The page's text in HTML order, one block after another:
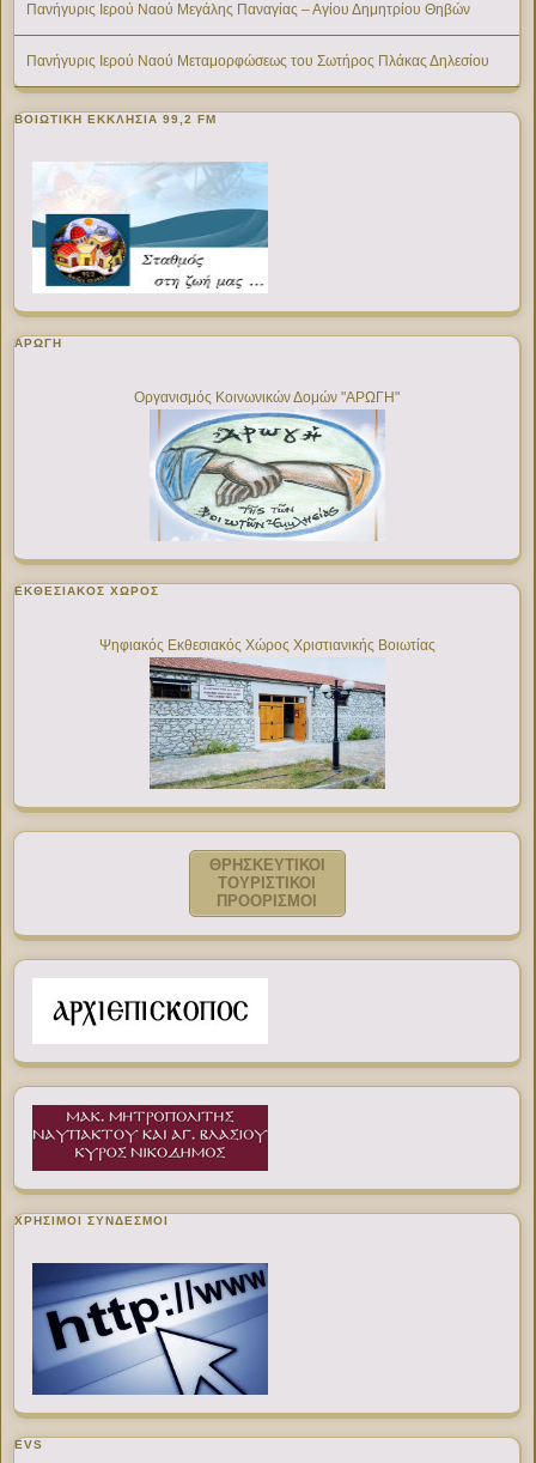
Πανήγυρις Ιερού Ναού Μεγάλης Παναγίας – Αγίου Δημητρίου Θηβών
Πανήγυρις Ιερού Ναού Μεταμορφώσεως του Σωτήρος Πλάκας Δηλεσίου
ΒΟΙΩΤΙΚΉ ΕΚΚΛΗΣΊΑ 99,2 FM
ΑΡΩΓΗ
Οργανισμός Κοινωνικών Δομών "ΑΡΩΓΗ"
ΕΚΘΕΣΙΑΚΌΣ ΧΏΡΟΣ
Ψηφιακός Εκθεσιακός Χώρος Χριστιανικής Βοιωτίας
ΘΡΗΣΚΕΥΤΙΚΟΙ
ΤΟΥΡΙΣΤΙΚΟΙ
ΠΡΟΟΡΙΣΜΟΙ
ΧΡΉΣΙΜΟΙ ΣΎΝΔΕΣΜΟΙ
EVS